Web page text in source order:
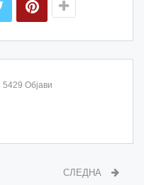
5429 Објави
СЛЕДНА